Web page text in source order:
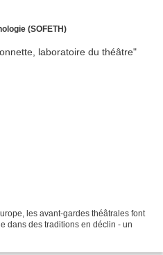
(SOFETH)
les avant-gardes théâtrales font
dans des traditions en déclin - un